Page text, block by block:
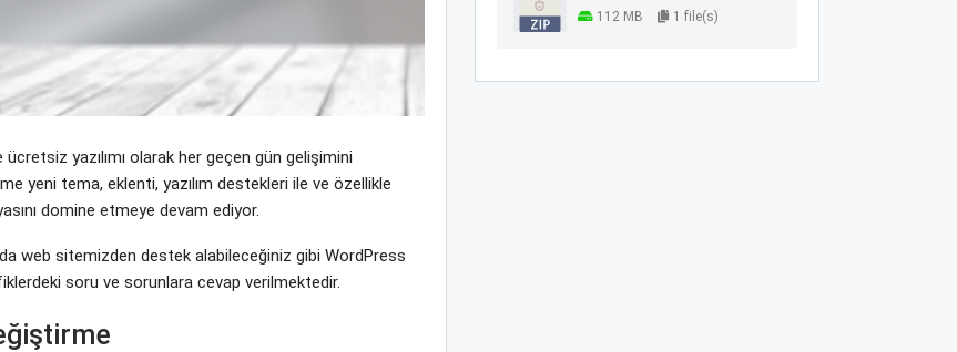
yazılımı olarak her geçen gün gelişimini
yeni tema, eklenti, yazılım destekleri ile ve özellikle
domine etmeye devam ediyor.
web sitemizden destek alabileceğiniz gibi WordPress
soru ve sorunlara cevap verilmektedir.
112 MB 1 file(s)